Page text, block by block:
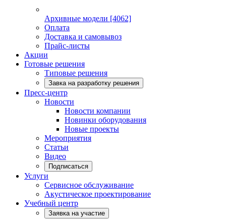
Архивные модели [4062]
Оплата
Доставка и самовывоз
Прайс-листы
Акции
Готовые решения
Типовые решения
Завка на разработку решения
Пресс-центр
Новости
Новости компании
Новинки оборудования
Новые проекты
Мероприятия
Статьи
Видео
Подписаться
Услуги
Сервисное обслуживание
Акустическое проектирование
Учебный центр
Заявка на участие